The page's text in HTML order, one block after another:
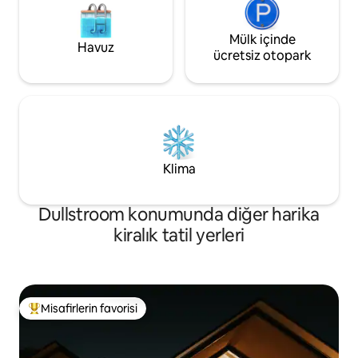
Havuz
Mülk içinde
ücretsiz otopark
Klima
Dullstroom konumunda diğer harika
kiralık tatil yerleri
Misafirlerin favorilerinden en beğenilenler arasında
Misafirlerin favorisi